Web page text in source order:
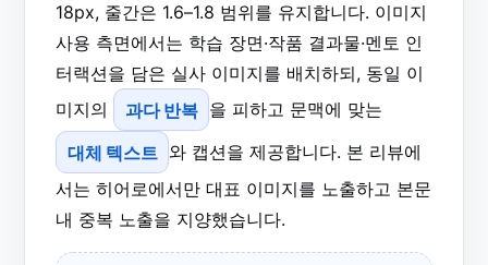
18px, 줄간은 1.6–1.8 범위를 유지합니다. 이미지
사용 측면에서는 학습 장면·작품 결과물·멘토 인
터랙션을 담은 실사 이미지를 배치하되, 동일 이
미지의
과다 반복 을 피하고 문맥에 맞는
대체 텍스트 와 캡션을 제공합니다. 본 리뷰에
서는 히어로에서만 대표 이미지를 노출하고 본문
내 중복 노출을 지양했습니다.